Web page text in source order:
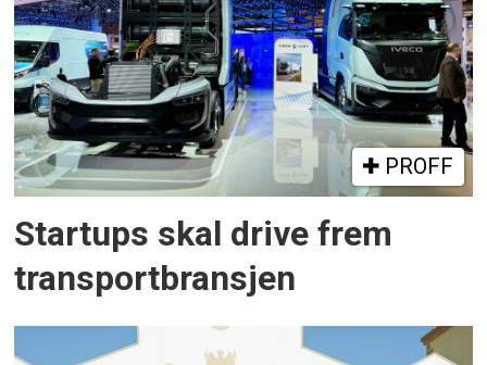
PROFF
Startups skal drive frem
transportbransjen